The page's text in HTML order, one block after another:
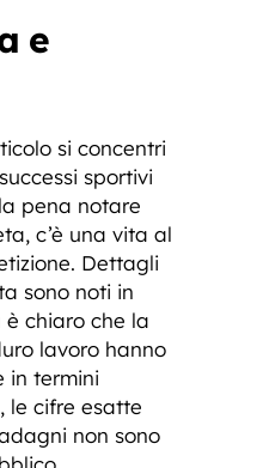
e
si concentri
sportivi
pena notare
c’è una vita al
Dettagli
sono noti in
chiaro che la
lavoro hanno
in termini
le cifre esatte
non sono